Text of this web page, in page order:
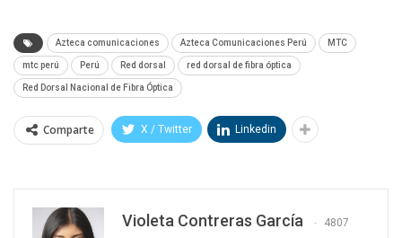
Azteca comunicaciones Azteca Comunicaciones Perú MTC
mtc perú Perú Red dorsal red dorsal de fibra óptica
Red Dorsal Nacional de Fibra Óptica
Comparte X / Twitter Linkedin
Violeta Contreras García 4807